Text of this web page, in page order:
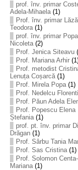
prof. înv. primar
Adela-Mihaela(1)
Prof. înv. primar
Teodora(1)
prof. înv. primar Popa
Nicoleta(2)
Prof. Jenica Siteavu
Prof. Mariana Arhir
Prof. metodist
Lenuța Coșarcă(1)
Prof. Mirela Popa(1)
Prof. Nedelcu
Prof. Păun Adela
Prof. Popescu Elena
Ștefania(1)
prof. pt. înv. primar
Drăgan(1)
Prof. Sârbu Tania
Prof. Sas Cristina(1)
Prof. Solomon Centa-
Mariana(1)